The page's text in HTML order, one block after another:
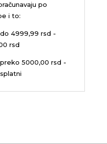
po
i to:
4999,99 rsd -
rsd
5000,00 rsd -